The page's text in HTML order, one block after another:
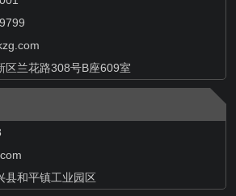
区兰花路308号B座609室
县和平镇工业园区